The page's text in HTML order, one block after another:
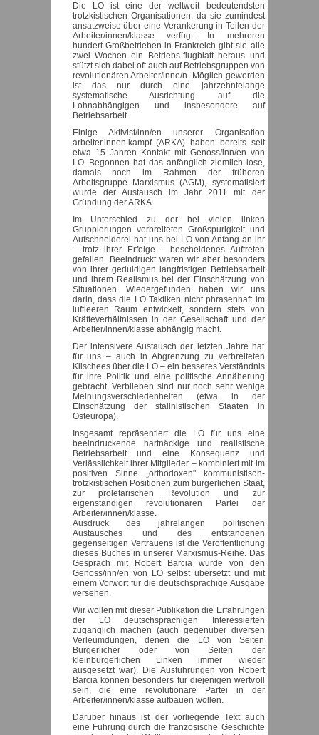
Die LO ist eine der weltweit bedeutendsten
trotzkistischen Organisationen, da sie zumindest
ansatzweise über eine Verankerung in Teilen der
Arbeiter/innen/klasse verfügt. In mehreren
hundert Großbetrieben in Frankreich gibt sie alle
zwei Wochen ein Betriebs-flugblatt heraus und
stützt sich dabei oft auch auf Betriebsgruppen von
revolutionären Arbeiter/inne/n. Möglich geworden
ist das nur durch eine jahrzehntelange
systematische Ausrichtung auf die
Lohnabhängigen und insbesondere auf
Betriebsarbeit.
Einige Aktivist/inn/en unserer Organisation
arbeiter.innen.kampf (ARKA) haben bereits seit
etwa 15 Jahren Kontakt mit Genoss/inn/en von
LO. Begonnen hat das anfänglich ziemlich lose,
damals noch im Rahmen der früheren
Arbeitsgruppe Marxismus (AGM), systematisiert
wurde der Austausch im Jahr 2011 mit der
Gründung der ARKA.
Im Unterschied zu der bei vielen linken
Gruppierungen verbreiteten Großspurigkeit und
Aufschneiderei hat uns bei LO von Anfang an ihr
– trotz ihrer Erfolge – bescheidenes Auftreten
gefallen. Beeindruckt waren wir aber besonders
von ihrer geduldigen langfristigen Betriebsarbeit
und ihrem Realismus bei der Einschätzung von
Situationen. Wiedergefunden haben wir uns
darin, dass die LO Taktiken nicht phrasenhaft im
luftleeren Raum entwickelt, sondern stets von
Kräfteverhältnissen in der Gesellschaft und der
Arbeiter/innen/klasse abhängig macht.
Der intensivere Austausch der letzten Jahre hat
für uns – auch in Abgrenzung zu verbreiteten
Klischees über die LO – ein besseres Verständnis
für ihre Politik und eine politische Annäherung
gebracht. Verblieben sind nur noch sehr wenige
Meinungsverschiedenheiten (etwa in der
Einschätzung der stalinistischen Staaten in
Osteuropa).
Insgesamt repräsentiert die LO für uns eine
beeindruckende hartnäckige und realistische
Betriebsarbeit und eine Konsequenz und
Verlässlichkeit ihrer Mitglieder – kombiniert mit im
positiven Sinne „orthodoxen" kommunistisch-
trotzkistischen Positionen zum bürgerlichen Staat,
zur proletarischen Revolution und zur
eigenständigen revolutionären Partei der
Arbeiter/innen/klasse.
Ausdruck des jahrelangen politischen
Austausches und des entstandenen
gegenseitigen Vertrauens ist die Veröffentlichung
dieses Buches in unserer Marxismus-Reihe. Das
Gespräch mit Robert Barcia wurde von den
Genoss/inn/en von LO selbst übersetzt und mit
einem Vorwort für die deutschsprachige Ausgabe
versehen.
Wir wollen mit dieser Publikation die Erfahrungen
der LO deutschsprachigen Interessierten
zugänglich machen (auch gegenüber diversen
Verleumdungen, denen die LO von Seiten
Bürgerlicher oder von Seiten der
kleinbürgerlichen Linken immer wieder
ausgesetzt war). Die Ausführungen von Robert
Barcia können besonders für diejenigen wertvoll
sein, die eine revolutionäre Partei in der
Arbeiter/innen/klasse aufbauen wollen.
Darüber hinaus ist der vorliegende Text auch
eine Führung durch die französische Geschichte